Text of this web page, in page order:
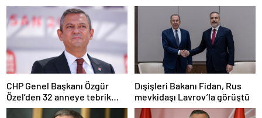
CHP Genel Başkanı Özgür
Özel’den 32 anneye tebrik
telefonu
Dışişleri Bakanı Fidan, Rus
mevkidaşı Lavrov’la görüştü